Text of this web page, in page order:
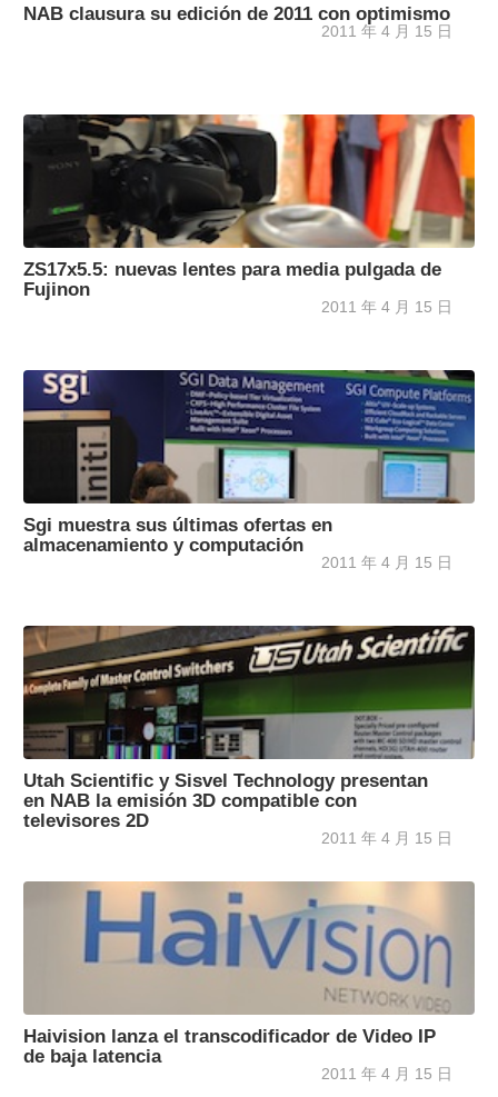
NAB clausura su edición de 2011 con optimismo
2011 年 4 月 15 日
ZS17x5.5: nuevas lentes para media pulgada de
Fujinon
2011 年 4 月 15 日
Sgi muestra sus últimas ofertas en
almacenamiento y computación
2011 年 4 月 15 日
Utah Scientific y Sisvel Technology presentan
en NAB la emisión 3D compatible con
televisores 2D
2011 年 4 月 15 日
Haivision lanza el transcodificador de Video IP
de baja latencia
2011 年 4 月 15 日